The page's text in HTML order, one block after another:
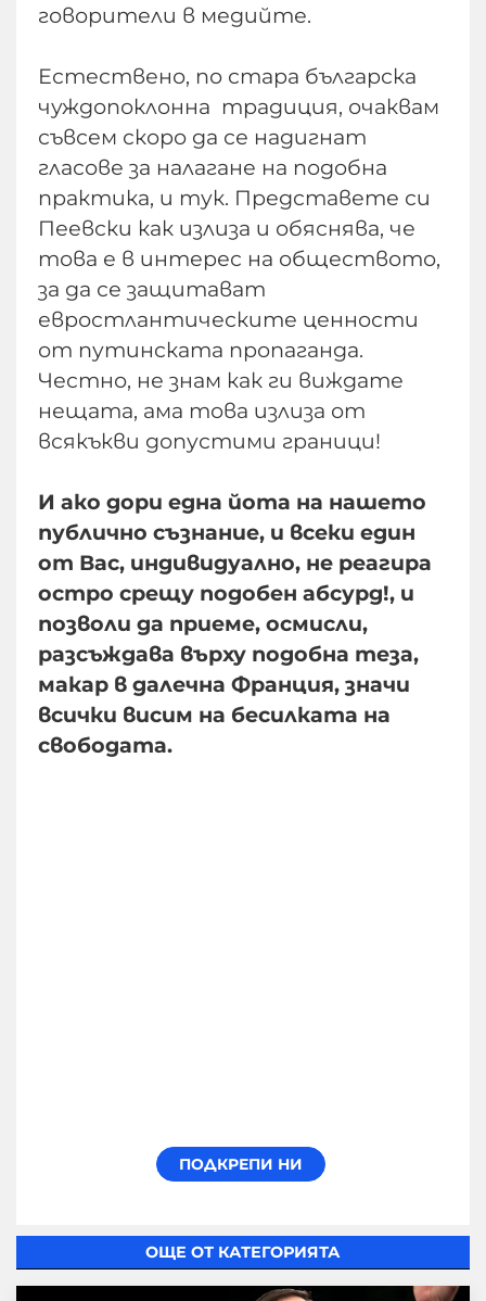
говорители в медийте.
Естествено, по стара българска
чуждопоклонна традиция, очаквам
съвсем скоро да се надигнат
гласове за налагане на подобна
практика, и тук. Представете си
Пеевски как излиза и обяснява, че
това е в интерес на обществото,
за да се защитават
евростлантическите ценности
от путинската пропаганда.
Честно, не знам как ги виждате
нещата, ама това излиза от
всякъкви допустими граници!
И ако дори една йота на нашето
публично съзнание, и всеки един
от Вас, индивидуално, не реагира
остро срещу подобен абсурд!, и
позволи да приеме, осмисли,
разсъждава върху подобна теза,
макар в далечна Франция, значи
всички висим на бесилката на
свободата.
ОЩЕ ОТ КАТЕГОРИЯТА